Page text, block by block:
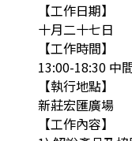
【工作日期】
十月二十七日
【工作時間】
13:00-18:30 中
【執行地點】
新莊宏匯廣場
【工作內容】